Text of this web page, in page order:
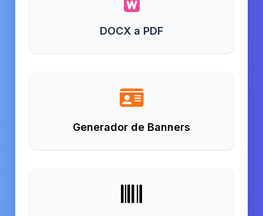
DOCX a PDF
Generador de Banners